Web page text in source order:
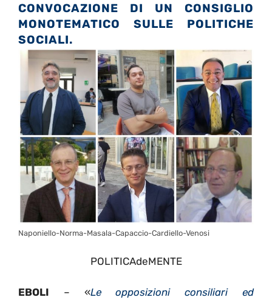
CONVOCAZIONE DI UN CONSIGLIO
MONOTEMATICO SULLE POLITICHE
SOCIALI.
Naponiello-Norma-Masala-Capaccio-Cardiello-Venosi
POLITICAdeMENTE
EBOLI – «Le opposizioni consiliari ed